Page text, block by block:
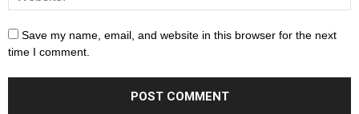
Save my name, email, and website in this browser for the next
time I comment.